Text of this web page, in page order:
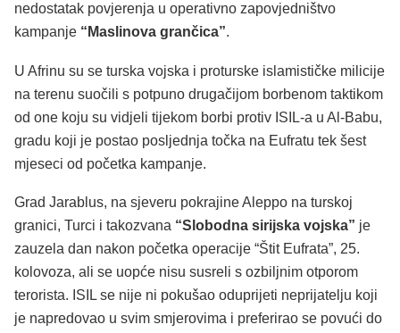
nedostatak povjerenja u operativno zapovjedništvo
kampanje “Maslinova grančica”.
U Afrinu su se turska vojska i proturske islamističke milicije
na terenu suočili s potpuno drugačijom borbenom taktikom
od one koju su vidjeli tijekom borbi protiv ISIL-a u Al-Babu,
gradu koji je postao posljednja točka na Eufratu tek šest
mjeseci od početka kampanje.
Grad Jarablus, na sjeveru pokrajine Aleppo na turskoj
granici, Turci i takozvana “Slobodna sirijska vojska” je
zauzela dan nakon početka operacije “Štit Eufrata”, 25.
kolovoza, ali se uopće nisu susreli s ozbiljnim otporom
terorista. ISIL se nije ni pokušao oduprijeti neprijatelju koji
je napredovao u svim smjerovima i preferirao se povući do